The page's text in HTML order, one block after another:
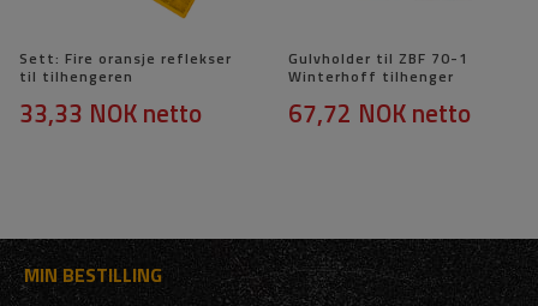
Sett: Fire oransje reflekser
til tilhengeren
33,33 NOKnetto
Gulvholder til ZBF 70-1
Winterhoff tilhenger
67,72 NOKnetto
MIN BESTILLING